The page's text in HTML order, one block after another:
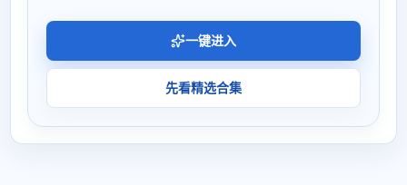
一键进入
先看精选合集